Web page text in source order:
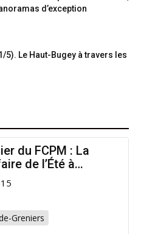
d’exception
5). Le Haut-Bugey à travers les
du FCPM : La
de l’Été à
Greniers